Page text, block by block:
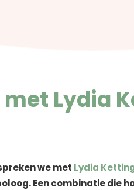
Lydia
we met Lydia
Een combinatie die